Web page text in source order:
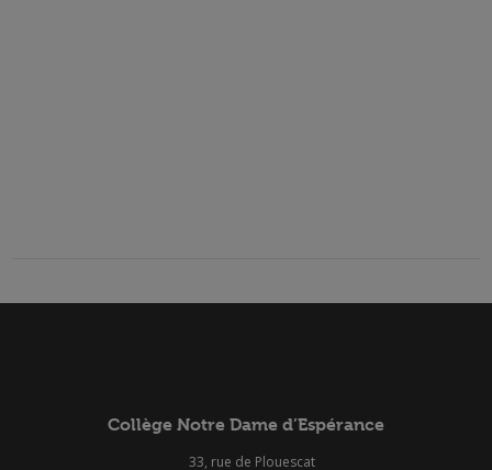
Collège Notre Dame d’Espérance
33, rue de Plouescat